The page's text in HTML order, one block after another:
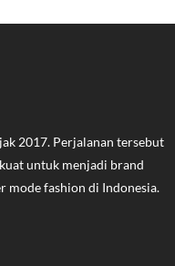
2017. Perjalanan tersebut
untuk menjadi brand
mode fashion di Indonesia.